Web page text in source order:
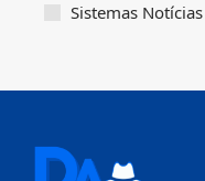
Sistemas